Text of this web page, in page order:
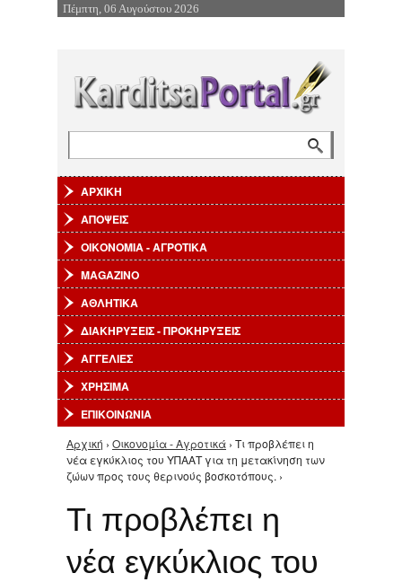
Επιστροφή στην Πλοήγηση
Πέμπτη, 06 Αυγούστου 2026
ΑΡΧΙΚΗ
ΑΠΟΨΕΙΣ
ΟΙΚΟΝΟΜΙΑ - ΑΓΡΟΤΙΚΑ
MAGAZINO
ΑΘΛΗΤΙΚΑ
ΔΙΑΚΗΡΥΞΕΙΣ - ΠΡΟΚΗΡΥΞΕΙΣ
ΑΓΓΕΛΙΕΣ
ΧΡΗΣΙΜΑ
ΕΠΙΚΟΙΝΩΝΙΑ
Είστε εδώ
Αρχική › Οικονομία - Αγροτικά › Τι προβλέπει η
νέα εγκύκλιος του ΥΠΑΑΤ για τη μετακίνηση των
ζώων προς τους θερινούς βοσκοτόπους. ›
Τι προβλέπει η
νέα εγκύκλιος του